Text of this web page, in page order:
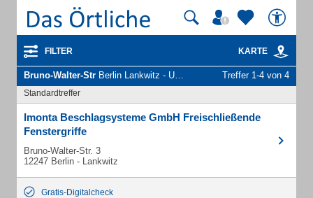
FILTER KARTE
Bruno-Walter-Str Berlin Lankwitz - Unternehmen und Personen Treffer 1-4 von 4
Standardtreffer
Imonta Beschlagsysteme GmbH Freischließende
Fenstergriffe
Bruno-Walter-Str. 3
12247 Berlin - Lankwitz
Gratis-Digitalcheck